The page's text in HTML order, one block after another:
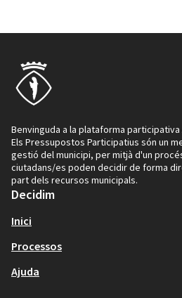
Benvinguda a la plataforma
Els Pressupostos Participatius són un
gestió del municipi, per mitjà d'un
ciutadans/es poden decidir de forma
part dels recursos municipals.
Decidim
Inici
Processos
Ajuda